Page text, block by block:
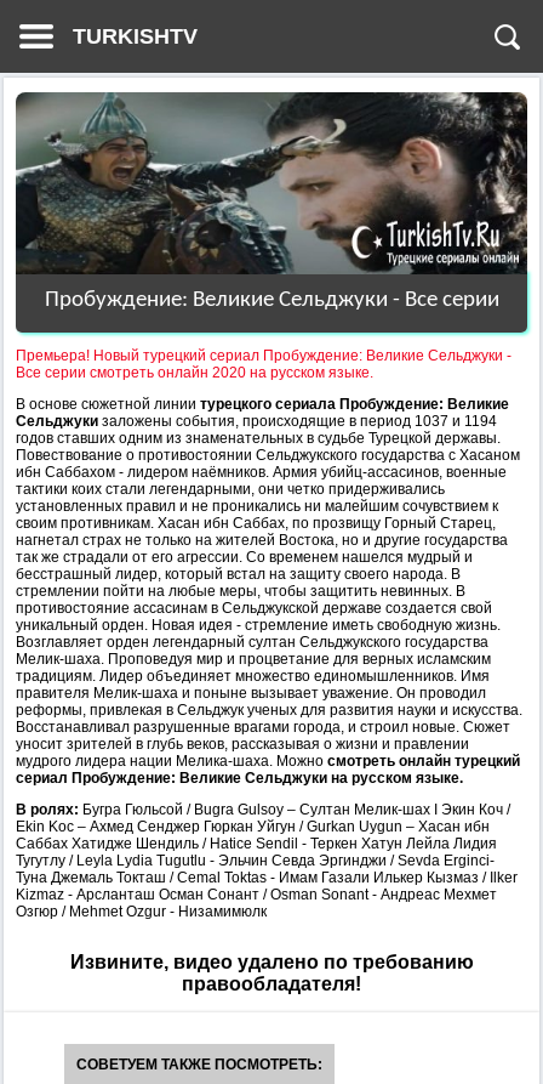
TURKISHTV
Пробуждение: Великие Сельджуки - Все серии
Премьера! Новый турецкий сериал Пробуждение: Великие Сельджуки -
Все серии смотреть онлайн 2020 на русском языке.
В основе сюжетной линии турецкого сериала Пробуждение: Великие
Сельджуки заложены события, происходящие в период 1037 и 1194
годов ставших одним из знаменательных в судьбе Турецкой державы.
Повествование о противостоянии Сельджукского государства с Хасаном
ибн Саббахом - лидером наёмников. Армия убийц-ассасинов, военные
тактики коих стали легендарными, они четко придерживались
установленных правил и не проникались ни малейшим сочувствием к
своим противникам. Хасан ибн Саббах, по прозвищу Горный Старец,
нагнетал страх не только на жителей Востока, но и другие государства
так же страдали от его агрессии. Со временем нашелся мудрый и
бесстрашный лидер, который встал на защиту своего народа. В
стремлении пойти на любые меры, чтобы защитить невинных. В
противостояние ассасинам в Сельджукской державе создается свой
уникальный орден. Новая идея - стремление иметь свободную жизнь.
Возглавляет орден легендарный султан Сельджукского государства
Мелик-шаха. Проповедуя мир и процветание для верных исламским
традициям. Лидер объединяет множество единомышленников. Имя
правителя Мелик-шаха и поныне вызывает уважение. Он проводил
реформы, привлекая в Сельджук ученых для развития науки и искусства.
Восстанавливал разрушенные врагами города, и строил новые. Сюжет
уносит зрителей в глубь веков, рассказывая о жизни и правлении
мудрого лидера нации Мелика-шаха. Можно смотреть онлайн турецкий
сериал Пробуждение: Великие Сельджуки на русском языке.
В ролях: Бугра Гюльсой / Bugra Gulsoy – Султан Мелик-шах I Экин Коч /
Ekin Koc – Ахмед Сенджер Гюркан Уйгун / Gurkan Uygun – Хасан ибн
Саббах Хатидже Шендиль / Hatice Sendil - Теркен Хатун Лейла Лидия
Тугутлу / Leyla Lydia Tugutlu - Эльчин Севда Эргинджи / Sevda Erginci-
Туна Джемаль Токташ / Cemal Toktas - Имам Газали Илькер Кызмаз / Ilker
Kizmaz - Арсланташ Осман Сонант / Osman Sonant - Андреас Мехмет
Озгюр / Mehmet Ozgur - Низамимюлк
Извините, видео удалено по требованию
правообладателя!
СОВЕТУЕМ ТАКЖЕ ПОСМОТРЕТЬ: